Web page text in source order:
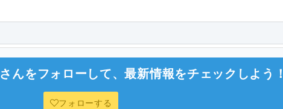
さんをフォローして、最新情報をチェックしよう！
フォローする